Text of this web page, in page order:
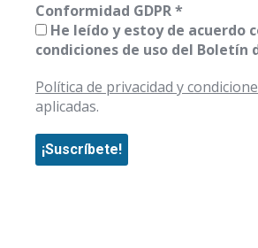
Conformidad GDPR*
He leído y estoy de acuerdo
condiciones de uso del Boletín
Política de privacidad y
aplicadas.